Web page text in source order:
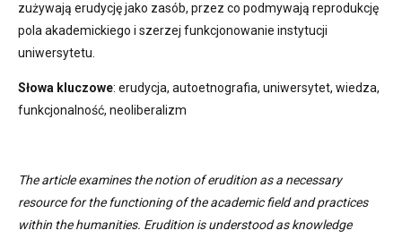
zużywają erudycję jako zasób, przez co podmywają reprodukcję
pola akademickiego i szerzej funkcjonowanie instytucji
uniwersytetu.
Słowa kluczowe: erudycja, autoetnografia, uniwersytet, wiedza,
funkcjonalność, neoliberalizm
The article examines the notion of erudition as a necessary
resource for the functioning of the academic field and practices
within the humanities. Erudition is understood as knowledge